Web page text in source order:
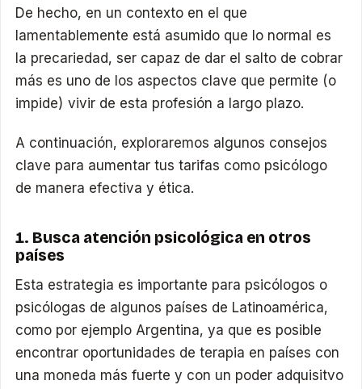
De hecho, en un contexto en el que
lamentablemente está asumido que lo normal es
la precariedad, ser capaz de dar el salto de cobrar
más es uno de los aspectos clave que permite (o
impide) vivir de esta profesión a largo plazo.
A continuación, exploraremos algunos consejos
clave para aumentar tus tarifas como psicólogo
de manera efectiva y ética.
1. Busca atención psicológica en otros
países
Esta estrategia es importante para psicólogos o
psicólogas de algunos países de Latinoamérica,
como por ejemplo Argentina, ya que es posible
encontrar oportunidades de terapia en países con
una moneda más fuerte y con un poder adquisitvo